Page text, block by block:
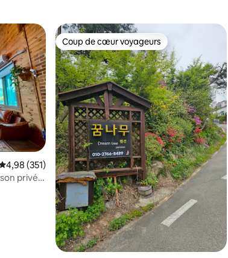
moyenne sur la base de 351 commentaires :
4,98 (351)
privée
Coup de cœur voyageurs
Coup de cœur voyageurs